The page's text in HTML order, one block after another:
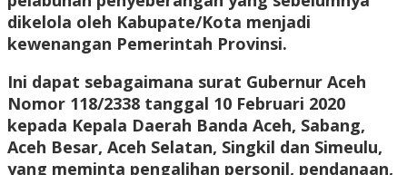
dikelola oleh Kabupate/Kota menjadi
kewenangan Pemerintah Provinsi.
Ini dapat sebagaimana surat Gubernur Aceh
Nomor 118/2338 tanggal 10 Februari 2020
kepada Kepala Daerah Banda Aceh, Sabang,
Aceh Besar, Aceh Selatan, Singkil dan Simeulu,
yang meminta pengalihan personil, pendanaan,